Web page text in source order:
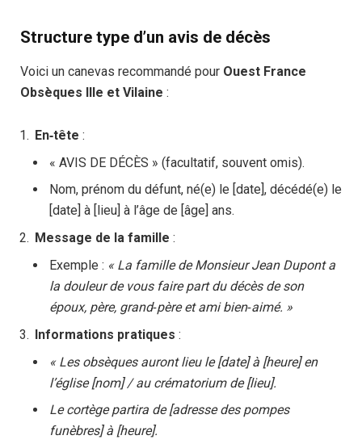
Structure type d’un avis de décès
Voici un canevas recommandé pour Ouest France
Obsèques Ille et Vilaine :
En‑tête :
« AVIS DE DÉCÈS » (facultatif, souvent omis).
Nom, prénom du défunt, né(e) le [date], décédé(e) le
[date] à [lieu] à l’âge de [âge] ans.
Message de la famille :
Exemple : « La famille de Monsieur Jean Dupont a
la douleur de vous faire part du décès de son
époux, père, grand‑père et ami bien‑aimé. »
Informations pratiques :
« Les obsèques auront lieu le [date] à [heure] en
l’église [nom] / au crématorium de [lieu].
Le cortège partira de [adresse des pompes
funèbres] à [heure].